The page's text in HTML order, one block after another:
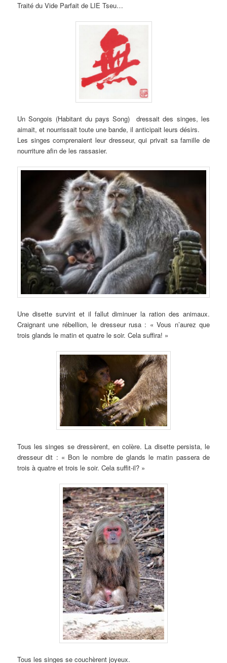
Traité du Vide Parfait de LIE Tseu…
Un Songois (Habitant du pays Song) dressait des singes, les
aimait, et nourrissait toute une bande, il anticipait leurs désirs.
Les singes comprenaient leur dresseur, qui privait sa famille de
nourriture afin de les rassasier.
Une disette survint et il fallut diminuer la ration des animaux.
Craignant une rébellion, le dresseur rusa : « Vous n’aurez que
trois glands le matin et quatre le soir. Cela suffira! »
Tous les singes se dressèrent, en colère. La disette persista, le
dresseur dit : « Bon le nombre de glands le matin passera de
trois à quatre et trois le soir. Cela suffit-il? »
Tous les singes se couchèrent joyeux.